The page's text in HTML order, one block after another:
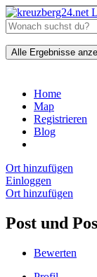
Alle Ergebnisse
Home
Map
Registrieren
Blog
Ort hinzufügen
Einloggen
Ort hinzufügen
Post und
Bewerten